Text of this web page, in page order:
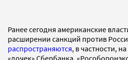
Ранее сегодня американские
расширении санкций против
распространяются, в частности,
«дочек» Сбербанка,